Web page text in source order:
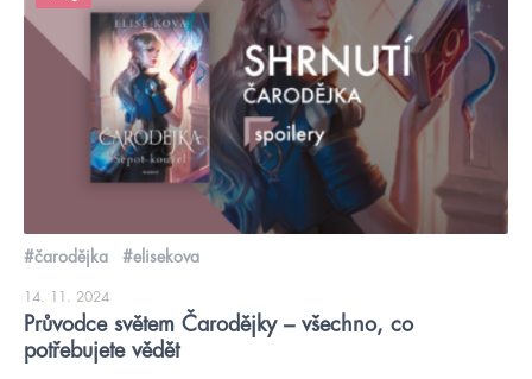
#čarodějka #elisekova
14. 11. 2024
Průvodce světem Čarodějky – všechno, co
potřebujete vědět